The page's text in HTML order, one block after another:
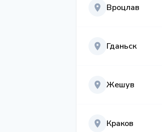
Вроцлав
Гданьск
Жешув
Краков